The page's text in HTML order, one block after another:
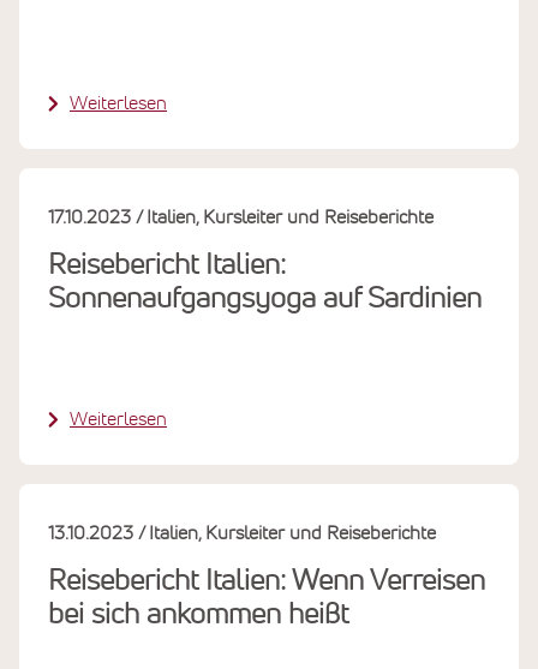
Weiterlesen
Reisebericht Italien:
Sonnenaufgangsyoga auf Sardinien
17.10.2023 Italien Kursleiter und Reiseberichte
Weiterlesen
Reisebericht Italien: Wenn Verreisen
bei sich ankommen heißt
13.10.2023 Italien Kursleiter und Reiseberichte